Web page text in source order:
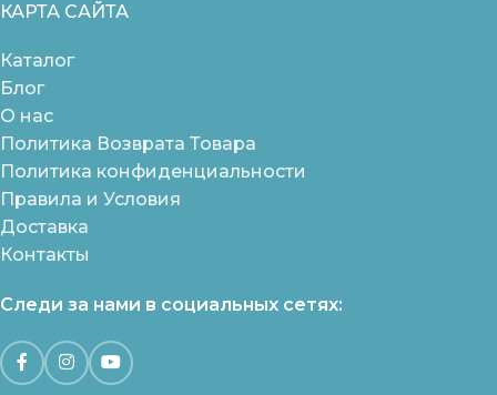
КАРТА САЙТА
Каталог
Блог
О нас
Политика Возврата Товара
Политика конфиденциальности
Правила и Условия
Доставка
Контакты
Следи за нами в социальных сетях: